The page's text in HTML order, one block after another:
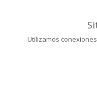
Utilizamos